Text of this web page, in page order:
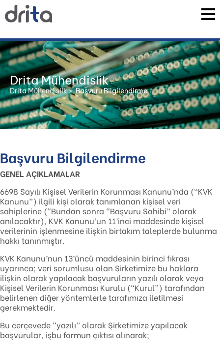
Drita Mühendislik
Drita Mühendislik>Başvuru Bilgilendirme
Başvuru Bilgilendirme
GENEL AÇIKLAMALAR
6698 Sayılı Kişisel Verilerin Korunması Kanunu’nda (“KVK
Kanunu”) ilgili kişi olarak tanımlanan kişisel veri
sahiplerine (“Bundan sonra “Başvuru Sahibi” olarak
anılacaktır), KVK Kanunu’un 11’inci maddesinde kişisel
verilerinin işlenmesine ilişkin birtakım taleplerde bulunma
hakkı tanınmıştır.
KVK Kanunu’nun 13’üncü maddesinin birinci fıkrası
uyarınca; veri sorumlusu olan Şirketimize bu haklara
ilişkin olarak yapılacak başvuruların yazılı olarak veya
Kişisel Verilerin Korunması Kurulu (“Kurul”) tarafından
belirlenen diğer yöntemlerle tarafımıza iletilmesi
gerekmektedir.
Bu çerçevede “yazılı” olarak Şirketimize yapılacak
başvurular, işbu formun çıktısı alınarak;